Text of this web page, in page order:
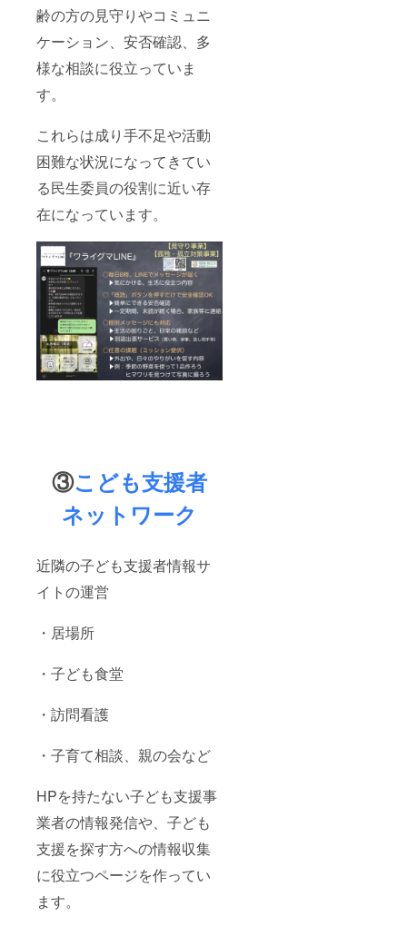
齢の方の見守りやコミュニ
ケーション、安否確認、多
様な相談に役立っていま
す。
これらは成り手不足や活動
困難な状況になってきてい
る民生委員の役割に近い存
在になっています。
③こども支援者
ネットワーク
近隣の子ども支援者情報サ
イトの運営
・居場所
・子ども食堂
・訪問看護
・子育て相談、親の会など
HPを持たない子ども支援事
業者の情報発信や、子ども
支援を探す方への情報収集
に役立つページを作ってい
ます。